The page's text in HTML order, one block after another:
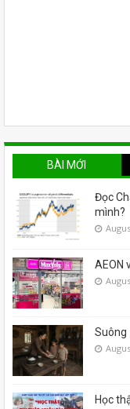
BÀI MỚI
Đọc
mình?
AEON
Suông
Học